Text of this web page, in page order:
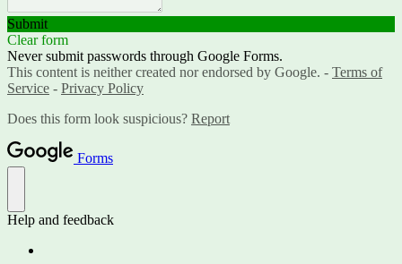
Submit
Clear form
Never submit passwords through Google Forms.
This content is neither created nor endorsed by Google. - Terms of
Service - Privacy Policy
Does this form look suspicious? Report
Forms
Help and feedback